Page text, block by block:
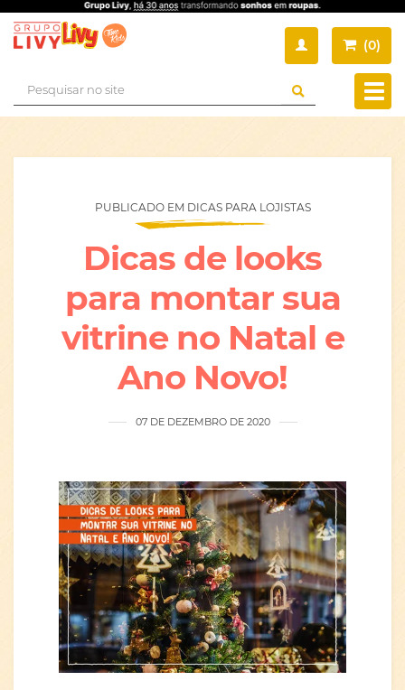
(0)
Busca
PUBLICADO EM DICAS PARA LOJISTAS
Dicas de looks
para montar sua
vitrine no Natal e
Ano Novo!
07 DE DEZEMBRO DE 2020